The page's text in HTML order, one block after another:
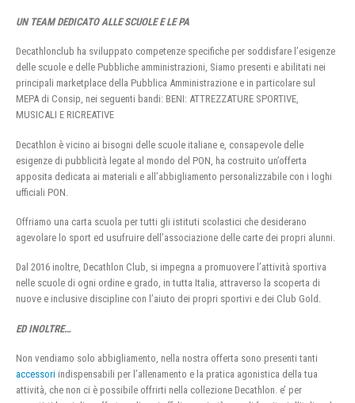
UN TEAM DEDICATO ALLE SCUOLE E LE PA
Decathlonclub ha sviluppato competenze specifiche per soddisfare l’esigenze
delle scuole e delle Pubbliche amministrazioni, Siamo presenti e abilitati nei
principali marketplace della Pubblica Amministrazione e in particolare sul
MEPA di Consip, nei seguenti bandi: BENI: ATTREZZATURE SPORTIVE,
MUSICALI E RICREATIVE
Decathlon è vicino ai bisogni delle scuole italiane e, consapevole delle
esigenze di pubblicità legate al mondo del PON, ha costruito un’offerta
apposita dedicata ai materiali e all’abbigliamento personalizzabile con i loghi
ufficiali PON.
Offriamo una carta scuola per tutti gli istituti scolastici che desiderano
agevolare lo sport ed usufruire dell’associazione delle carte dei propri alunni.
Dal 2016 inoltre, Decathlon Club, si impegna a promuovere l’attività sportiva
nelle scuole di ogni ordine e grado, in tutta Italia, attraverso la scoperta di
nuove e inclusive discipline con l’aiuto dei propri sportivi e dei Club Gold.
ED INOLTRE…
Non vendiamo solo abbigliamento, nella nostra offerta sono presenti tanti
accessori indispensabili per l’allenamento e la pratica agonistica della tua
attività, che non ci è possibile offrirti nella collezione Decathlon. e’ per